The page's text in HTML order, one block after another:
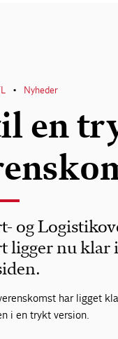
• Nyheder
en
og
ligger nu klar
har ligget
i en trykt version.